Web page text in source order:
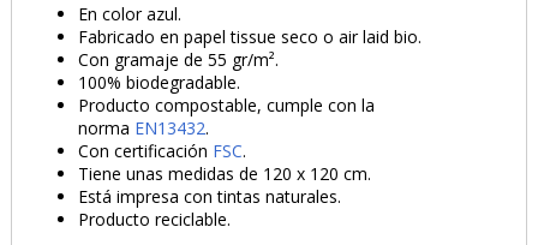
PRODUCTO AÑADIDO AL CARRITO
En color azul.
Fabricado en papel tissue seco o air laid bio.
Con gramaje de 55 gr/m².
100% biodegradable.
Producto compostable, cumple con la
norma EN13432.
Con certificación FSC.
Tiene unas medidas de 120 x 120 cm.
Está impresa con tintas naturales.
Producto reciclable.